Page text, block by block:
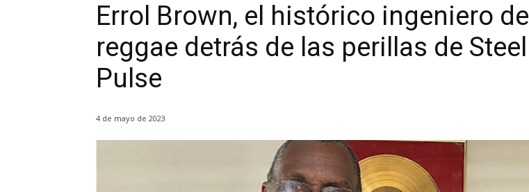
Errol Brown, el histórico ingeniero del
reggae detrás de las perillas de Steel
Pulse
4 de mayo de 2023